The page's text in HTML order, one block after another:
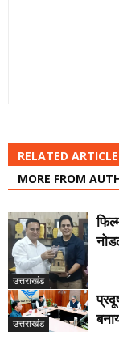
RELATED
MORE FROM
उत्तराखंड
उत्तराखंड